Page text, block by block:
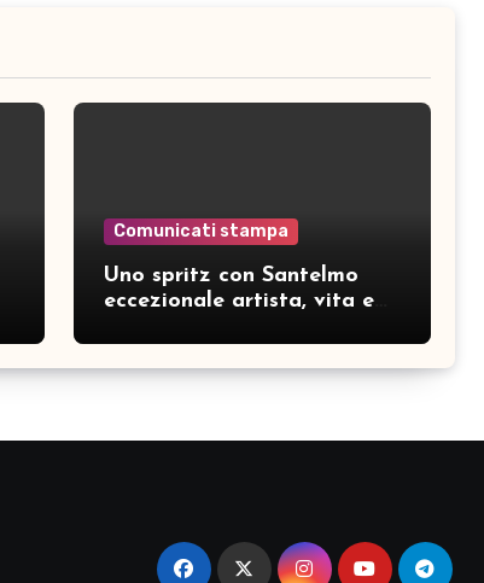
Comunicati stampa
Uno spritz con Santelmo
eccezionale artista, vita e